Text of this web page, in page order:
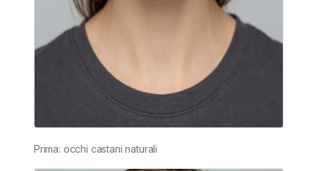
Prima: occhi castani naturali